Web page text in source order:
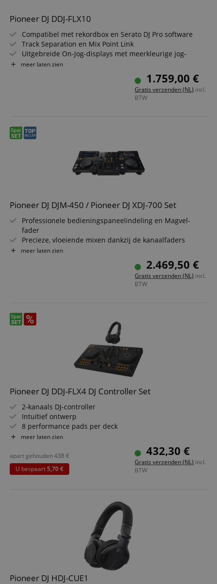
Pioneer DJ DDJ-FLX10
Compatibel met rekordbox en Serato DJ Pro software
Track Separation en Mix Point Link
Uitgebreide On-Jog-displays met meerkleurige jog-
ringen
meer laten zien
1.759,00 €
Gratis verzenden (NL) incl.
BTW
Pioneer DJ DJM-450 / Pioneer DJ XDJ-700 Set
Professionele bedieningspaneelindeling en Magvel-
fader
Precieze, vloeiende mixen dankzij de kanaalfaders
8 professionele Beat FX-effecten
Laag-latentie DVS-besturing via rekordbox
Inclusief 2 Pioneer DJ XDJ-700 DJ-multiplayer
meer laten zien
2.469,50 €
Gratis verzenden (NL) incl.
BTW
Pioneer DJ DDJ-FLX4 DJ Controller Set
2-kanaals DJ-controller
Intuïtief ontwerp
8 performance pads per deck
Smart Fader-functie
Reeds vrijgeschakeld voor rekordbox DJ en Serato DJ Lite
Besparingsset inclusief DJ-koptelefoon
meer laten zien
432,30 €
Gratis verzenden (NL) incl.
BTW
apart gehouden438 €
U bespaart5,70 €
Pioneer DJ HDJ-CUE1